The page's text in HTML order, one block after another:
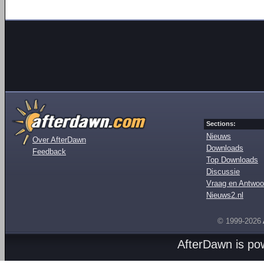
Over AfterDawn
Feedback
Sections:
Nieuws
Downloads
Top Downloads
Discussie
Vraag en
Nieuws2.nl
© 1999-2026
AfterDawn is